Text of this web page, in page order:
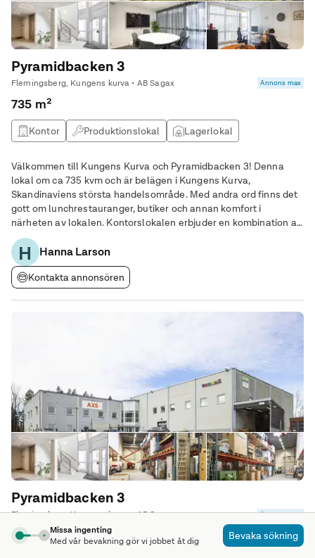
Pyramidbacken 3
Flemingsberg, Kungens kurva • AB Sagax Annons max
735 m²
Kontor Produktionslokal Lagerlokal
Välkommen till Kungens Kurva och Pyramidbacken 3! Denna
lokal om ca 735 kvm och är belägen i Kungens Kurva,
Skandinaviens största handelsområde. Med andra ord finns det
gott om lunchrestauranger, butiker och annan komfort i
närheten av lokalen. Kontorslokalen erbjuder en kombination av
funktionalitet och flexibilitet för företag som söker en modern
arbetsmiljö. Kontoret om ca 365 kvm ligger en
H Hanna Larson
Kontakta annonsören
Pyramidbacken 3
Flemingsberg, Kungens kurva • AB Sagax Annons max
1 140 m²Missa ingenting
Med vår bevakning gör vi jobbet åt dig
Bevaka sökning